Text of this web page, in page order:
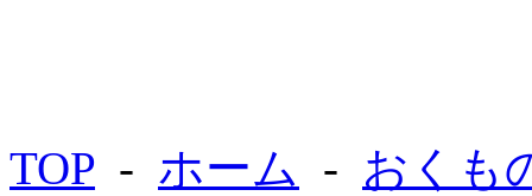
TOP - ホーム - おくも